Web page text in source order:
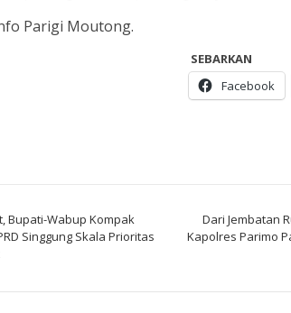
Parigi Moutong.
SEBARKAN
Facebook
Bupati-Wabup Kompak
Singgung Skala Prioritas
Dari Jembatan
Kapolres Parimo